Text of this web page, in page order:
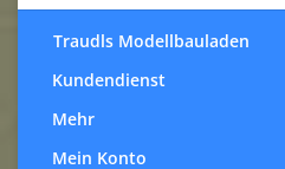
Traudls Modellbauladen
Kundendienst
Mehr
Mein Konto